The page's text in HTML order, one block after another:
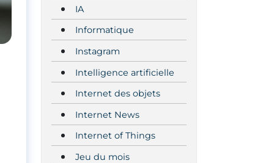
IA
Informatique
Instagram
Intelligence artificielle
Internet des objets
Internet News
Internet of Things
Jeu du mois